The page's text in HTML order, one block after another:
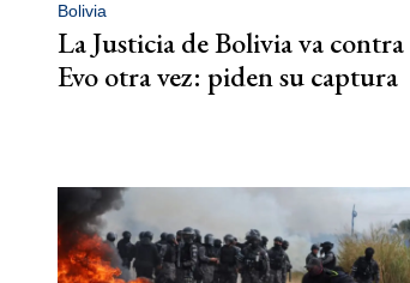
Bolivia
La Justicia de Bolivia va contra
Evo otra vez: piden su captura